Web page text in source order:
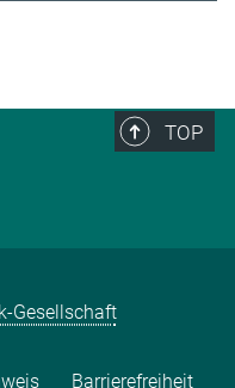
TOP
Gesellschaft
Barrierefreiheit